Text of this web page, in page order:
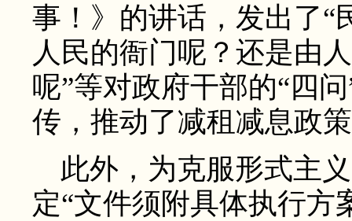
事！》的讲话，发出了“
人民的衙门呢？还是由
呢”等对政府干部的“四
传，推动了减租减息政
此外，为克服形式主
定“文件须附具体执行方